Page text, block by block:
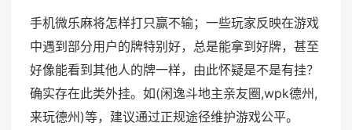
手机微乐麻将怎样打只赢不输；一些玩家反映在游戏
中遇到部分用户的牌特别好，总是能拿到好牌，甚至
好像能看到其他人的牌一样，由此怀疑是不是有挂？
确实存在此类外挂。如(闲逸斗地主亲友圈,wpk德州,
来玩德州)等，建议通过正规途径维护游戏公平。